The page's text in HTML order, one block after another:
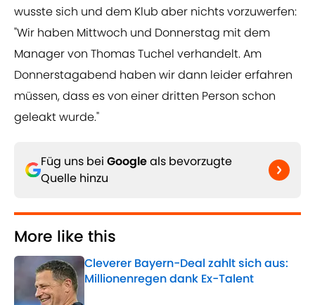
wusste sich und dem Klub aber nichts vorzuwerfen:
"Wir haben Mittwoch und Donnerstag mit dem
Manager von Thomas Tuchel verhandelt. Am
Donnerstagabend haben wir dann leider erfahren
müssen, dass es von einer dritten Person schon
geleakt wurde."
Füg uns bei Googleals bevorzugte
Quelle hinzu
More like this
Cleverer Bayern-Deal zahlt sich aus:
Millionenregen dank Ex-Talent